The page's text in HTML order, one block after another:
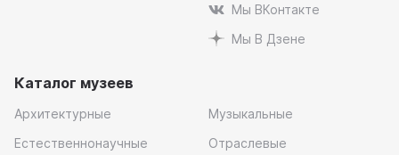
Мы ВКонтакте
Мы В Дзене
Каталог музеев
Архитектурные
Естественнонаучные
Музыкальные
Отраслевые